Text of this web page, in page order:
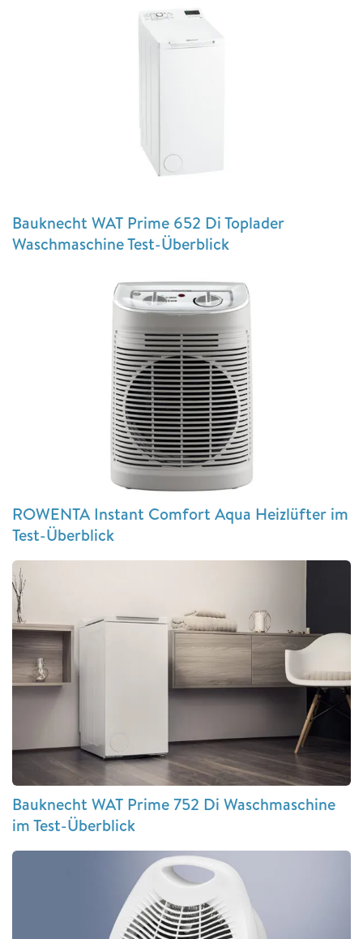
Bauknecht WAT Prime 652 Di Toplader
Waschmaschine Test-Überblick
ROWENTA Instant Comfort Aqua Heizlüfter im
Test-Überblick
Bauknecht WAT Prime 752 Di Waschmaschine
im Test-Überblick